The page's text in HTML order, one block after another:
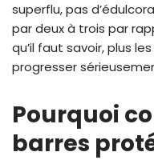
superflu, pas
par deux à trois par
qu’il faut savoir, plus
progresser
Pourquoi
barres